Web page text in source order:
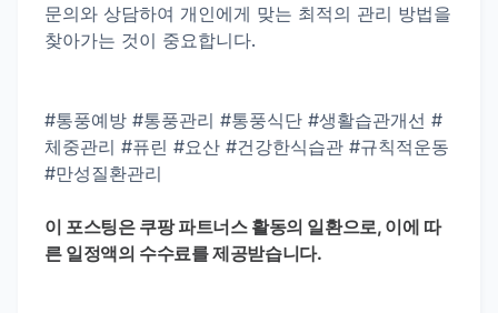
문의와 상담하여 개인에게 맞는 최적의 관리 방법을
찾아가는 것이 중요합니다.
#통풍예방 #통풍관리 #통풍식단 #생활습관개선 #
체중관리 #퓨린 #요산 #건강한식습관 #규칙적운동
#만성질환관리
이 포스팅은 쿠팡 파트너스 활동의 일환으로, 이에 따
른 일정액의 수수료를 제공받습니다.